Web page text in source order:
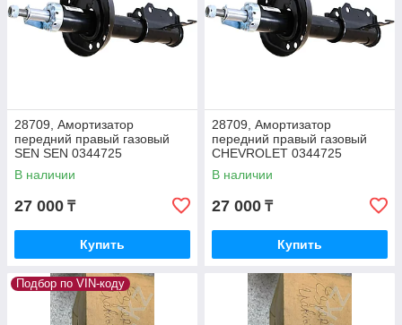
28709, Амортизатор
передний правый газовый
SEN SEN 0344725
В наличии
27 000 ₸
Купить
28709, Амортизатор
передний правый газовый
СHEVROLET 0344725
В наличии
27 000 ₸
Купить
Подбор по VIN-коду